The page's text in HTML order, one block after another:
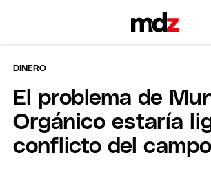
DINERO
El problema de
Orgánico estaría
conflicto del campo